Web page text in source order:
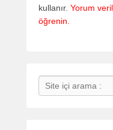
kullanır. Yorum
öğrenin.
Search